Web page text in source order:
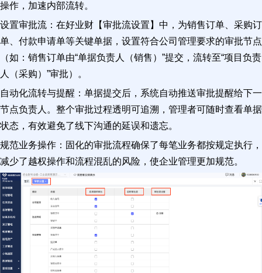
操作，加速内部流转。
设置审批流：在好业财【审批流设置】中，为销售订单、采购订
单、付款申请单等关键单据，设置符合公司管理要求的审批节点
（如：销售订单由“单据负责人（销售）”提交，流转至“项目负责
人（采购）”审批）。
自动化流转与提醒：单据提交后，系统自动推送审批提醒给下一
节点负责人。整个审批过程透明可追溯，管理者可随时查看单据
状态，有效避免了线下沟通的延误和遗忘。
规范业务操作：固化的审批流程确保了每笔业务都按规定执行，
减少了越权操作和流程混乱的风险，使企业管理更加规范。